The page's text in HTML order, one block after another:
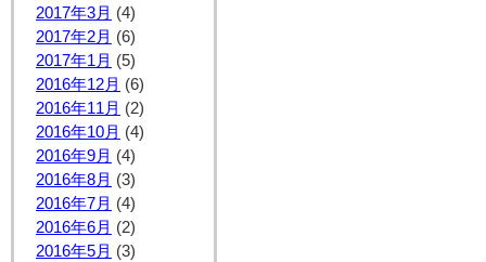
2017年3月 (4)
2017年2月 (6)
2017年1月 (5)
2016年12月 (6)
2016年11月 (2)
2016年10月 (4)
2016年9月 (4)
2016年8月 (3)
2016年7月 (4)
2016年6月 (2)
2016年5月 (3)